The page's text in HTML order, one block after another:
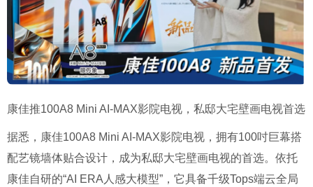
康佳推100A8 Mini AI-MAX影院电视，私邸大宅壁画电视首选
据悉，康佳100A8 Mini AI-MAX影院电视，拥有100吋巨幕搭
配艺镜墙体贴合设计，成为私邸大宅壁画电视的首选。依托
康佳自研的“AI ERA人感大模型”，它具备千级Tops端云全局